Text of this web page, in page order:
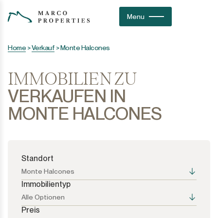
Menu
Home >Verkauf >Monte Halcones
IMMOBILIEN ZU
VERKAUFEN IN
MONTE HALCONES
Standort
Monte Halcones
Alle Optionen
Immobilientyp
Alle Optionen
Alle Optionen
Preis